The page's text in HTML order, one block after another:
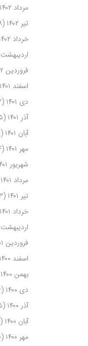
مرداد ۱۴۰۲
تیر ۱۴۰۲
(۸)
خرداد ۱۴۰۲
اردیبهشت ۱۴۰۲
فروردین ۱۴۰۲
اسفند ۱۴۰۱
دی ۱۴۰۱
(۳)
آذر ۱۴۰۱
(۵)
آبان ۱۴۰۱
(۵)
مهر ۱۴۰۱
(۴)
شهریور ۱۴۰۱
مرداد ۱۴۰۱
تیر ۱۴۰۱
(۳)
خرداد ۱۴۰۱
اردیبهشت ۱۴۰۱
فروردین ۱۴۰۱
اسفند ۱۴۰۰
بهمن ۱۴۰۰
دی ۱۴۰۰
(۶)
آذر ۱۴۰۰
(۵)
آبان ۱۴۰۰
(۴)
مهر ۱۴۰۰
(۱۰)